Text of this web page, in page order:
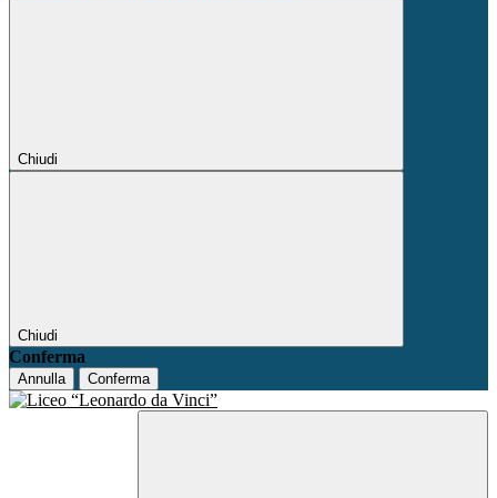
Chiudi
Chiudi
Conferma
Annulla Conferma